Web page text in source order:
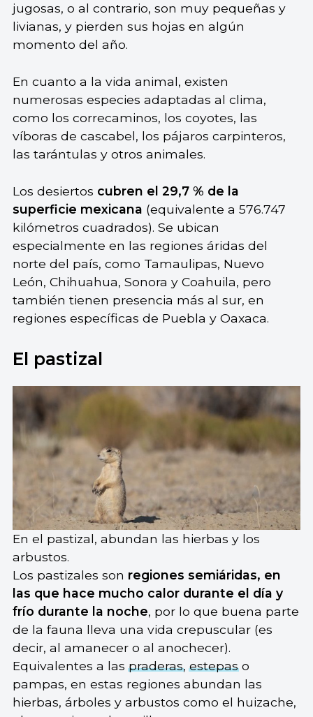
jugosas, o al contrario, son muy pequeñas y
livianas, y pierden sus hojas en algún
momento del año.
En cuanto a la vida animal, existen
numerosas especies adaptadas al clima,
como los correcaminos, los coyotes, las
víboras de cascabel, los pájaros carpinteros,
las tarántulas y otros animales.
Los desiertos cubren el 29,7 % de la
superficie mexicana (equivalente a 576.747
kilómetros cuadrados). Se ubican
especialmente en las regiones áridas del
norte del país, como Tamaulipas, Nuevo
León, Chihuahua, Sonora y Coahuila, pero
también tienen presencia más al sur, en
regiones específicas de Puebla y Oaxaca.
El pastizal
En el pastizal, abundan las hierbas y los
arbustos.
Los pastizales son regiones semiáridas, en
las que hace mucho calor durante el día y
frío durante la noche, por lo que buena parte
de la fauna lleva una vida crepuscular (es
decir, al amanecer o al anochecer).
Equivalentes a laspraderas,estepaso
pampas, en estas regiones abundan las
hierbas, árboles y arbustos como el huizache,